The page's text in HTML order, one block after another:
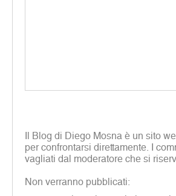
Il Blog di Diego Mosna è un sito
per confrontarsi direttamente. I
vagliati dal moderatore che si
Non verranno pubblicati: